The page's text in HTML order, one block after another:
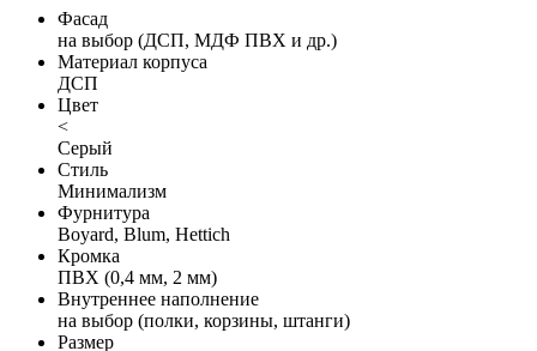
Фасад
на выбор (ДСП, МДФ ПВХ и др.)
Материал корпуса
ДСП
Цвет
<
Серый
Стиль
Минимализм
Фурнитура
Boyard, Blum, Hettich
Кромка
ПВХ (0,4 мм, 2 мм)
Внутреннее наполнение
на выбор (полки, корзины, штанги)
Размер